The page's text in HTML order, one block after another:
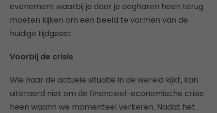
evenement waarbij je door je oogharen heen terug
moeten kijken om een beeld te vormen van de
huidige tijdgeest.
Voorbij de crisis
Wie naar de actuele situatie in de wereld kijkt, kan
uiteraard niet om de financieel-economische crisis
heen waarin we momenteel verkeren. Nadat het